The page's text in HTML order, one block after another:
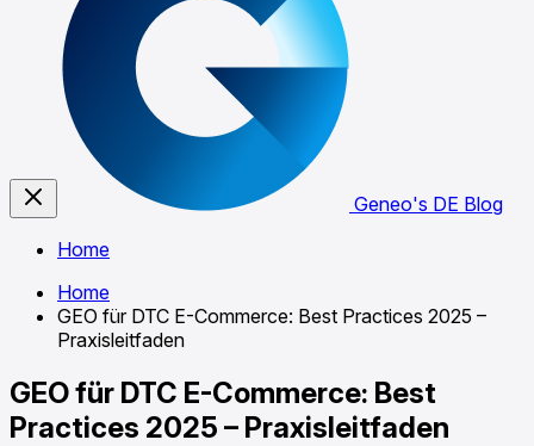
Geneo's DE Blog
Home
Home
GEO für DTC E-Commerce: Best Practices 2025 –
Praxisleitfaden
GEO für DTC E-Commerce: Best
Practices 2025 – Praxisleitfaden